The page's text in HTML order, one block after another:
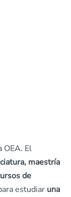
OEA. El
maestría
de
estudiar una